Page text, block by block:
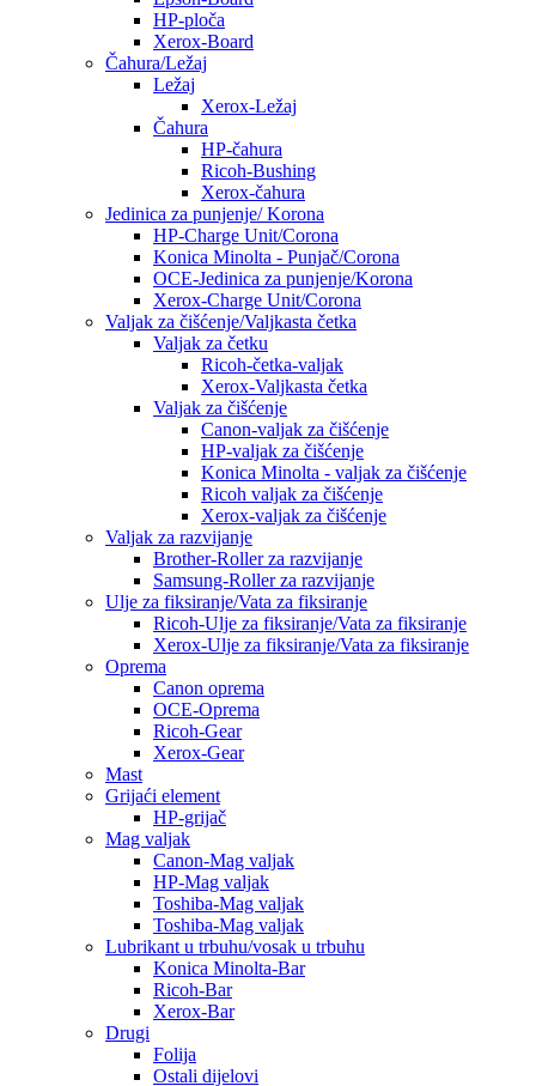
HP-ploča
Xerox-Board
Čahura/Ležaj
Ležaj
Xerox-Ležaj
Čahura
HP-čahura
Ricoh-Bushing
Xerox-čahura
Jedinica za punjenje/ Korona
HP-Charge Unit/Corona
Konica Minolta - Punjač/Corona
OCE-Jedinica za punjenje/Korona
Xerox-Charge Unit/Corona
Valjak za čišćenje/Valjkasta četka
Valjak za četku
Ricoh-četka-valjak
Xerox-Valjkasta četka
Valjak za čišćenje
Canon-valjak za čišćenje
HP-valjak za čišćenje
Konica Minolta - valjak za čišćenje
Ricoh valjak za čišćenje
Xerox-valjak za čišćenje
Valjak za razvijanje
Brother-Roller za razvijanje
Samsung-Roller za razvijanje
Ulje za fiksiranje/Vata za fiksiranje
Ricoh-Ulje za fiksiranje/Vata za fiksiranje
Xerox-Ulje za fiksiranje/Vata za fiksiranje
Oprema
Canon oprema
OCE-Oprema
Ricoh-Gear
Xerox-Gear
Mast
Grijaći element
HP-grijač
Mag valjak
Canon-Mag valjak
HP-Mag valjak
Toshiba-Mag valjak
Toshiba-Mag valjak
Lubrikant u trbuhu/vosak u trbuhu
Konica Minolta-Bar
Ricoh-Bar
Xerox-Bar
Drugi
Folija
Ostali dijelovi